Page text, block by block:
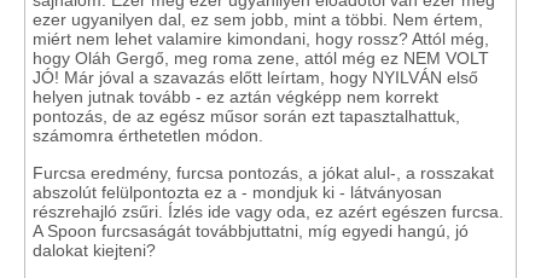
ezer ugyanilyen dal, ez sem jobb, mint a többi. Nem értem,
miért nem lehet valamire kimondani, hogy rossz? Attól még,
hogy Oláh Gergő, meg roma zene, attól még ez NEM VOLT
JÓ! Már jóval a szavazás előtt leírtam, hogy NYILVÁN első
helyen jutnak tovább - ez aztán végképp nem korrekt
pontozás, de az egész műsor során ezt tapasztalhattuk,
számomra érthetetlen módon.
Furcsa eredmény, furcsa pontozás, a jókat alul-, a rosszakat
abszolút felülpontozta ez a - mondjuk ki - látványosan
részrehajló zsűri. Ízlés ide vagy oda, ez azért egészen furcsa.
A Spoon furcsaságát továbbjuttatni, míg egyedi hangú, jó
dalokat kiejteni?